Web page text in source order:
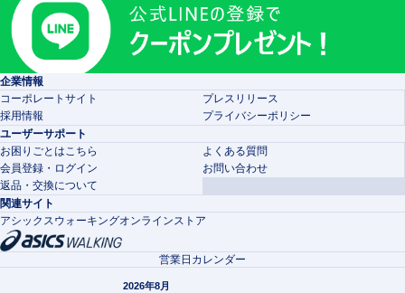
企業情報
コーポレートサイト
プレスリリース
採用情報
プライバシーポリシー
ユーザーサポート
お困りごとはこちら
よくある質問
会員登録・ログイン
お問い合わせ
返品・交換について
関連サイト
アシックスウォーキングオンラインストア
営業日カレンダー
2026年8月